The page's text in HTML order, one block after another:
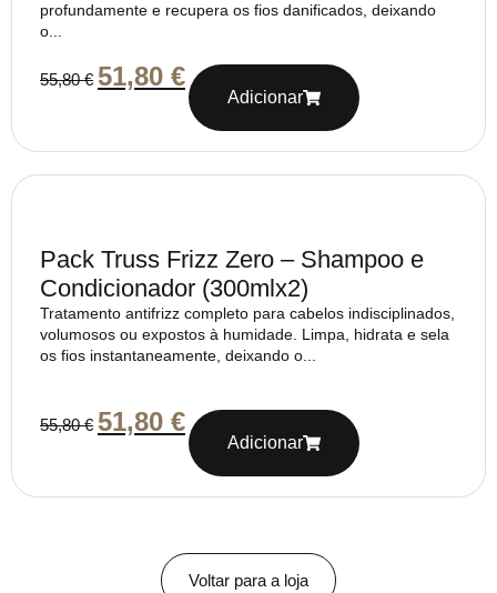
profundamente e recupera os fios danificados, deixando
o...
55,80€ 51,80 €
Adicionar
Pack Truss Frizz Zero – Shampoo e
Condicionador (300mlx2)
Tratamento antifrizz completo para cabelos indisciplinados,
volumosos ou expostos à humidade. Limpa, hidrata e sela
os fios instantaneamente, deixando o...
55,80€ 51,80 €
Adicionar
Voltar para a loja